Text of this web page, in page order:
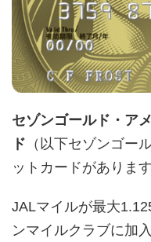
セゾンゴールド・ア
ド （以下セゾンゴー
ットカードがあります
JALマイルが最大
ンマイルクラブに加